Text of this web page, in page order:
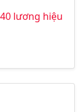
lương hiệu